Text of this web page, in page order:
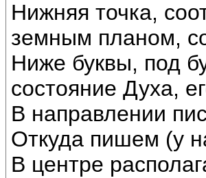
Нижняя точка,
земным планом,
Ниже буквы, под
состояние Духа,
В направлении
Откуда пишем (у
В центре